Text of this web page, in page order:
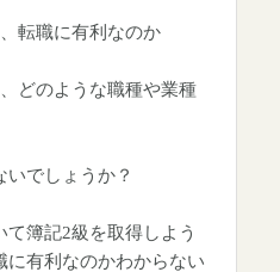
転職に有利なのか
どのような職種や業種
いでしょうか？
簿記2級を取得しよう
に有利なのかわからない